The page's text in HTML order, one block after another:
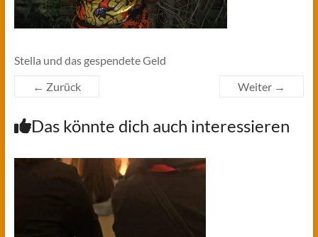
Stella und das gespendete Geld
← Zurück
Weiter →
Das könnte dich auch interessieren